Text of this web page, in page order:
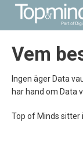
Vem
Ingen äger Data
har hand om Data
Top of Minds sitter